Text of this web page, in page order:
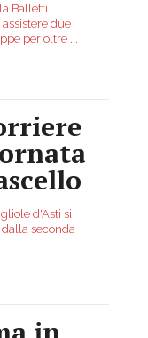
Balletti
due
per oltre
d'Asti si
seconda